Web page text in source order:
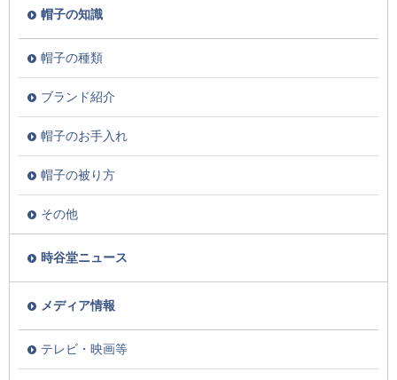
帽子の知識
帽子の種類
ブランド紹介
帽子のお手入れ
帽子の被り方
その他
時谷堂ニュース
メディア情報
テレビ・映画等